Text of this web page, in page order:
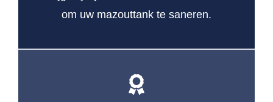
om uw mazouttank te saneren.